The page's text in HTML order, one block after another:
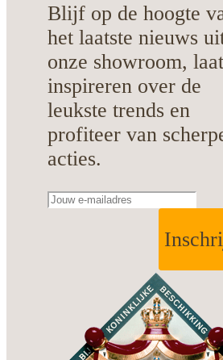
Blijf op de hoogte
het laatste nieuws
onze showroom,
inspireren over de
leukste trends en
profiteer van
acties.